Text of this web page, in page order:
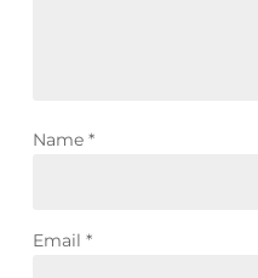
Name *
Email *